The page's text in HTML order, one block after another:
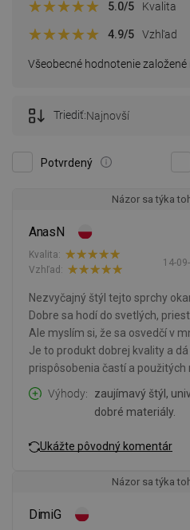
Všeobecné hodnotenie
5.0/5 Kvalita
4.9/5 Vzhľad
Potvrdený
Triediť:Najnovší
Názor sa týka
AnasN
14-
Kvalita:
Vzhľad:
Nezvyčajný štýl tejto sprchy
Dobre sa hodí do svetlých,
Ale myslím si, že sa osvedčí v
Je to produkt dobrej kvality a
prispôsobenia častí a použitých
Výhody
zaujímavý štýl,
dobré materiály.
Ukážte pôvodný komentár
Názor sa týka
DimiG